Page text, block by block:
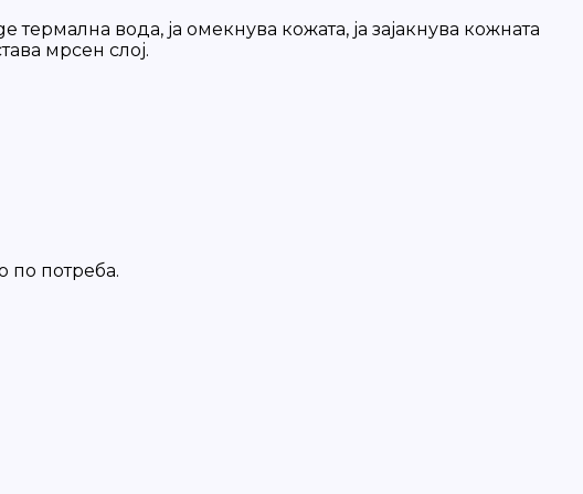
вода, ја омекнува кожата, ја зајакнува кожната
мрсен слој.
по потреба.